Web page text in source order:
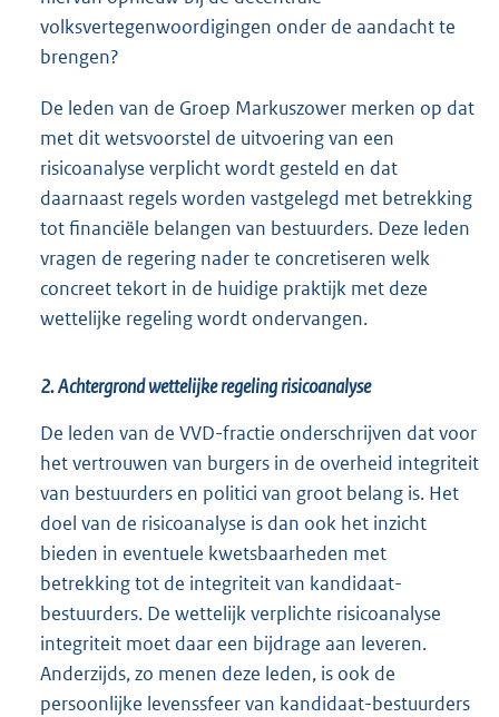
volksvertegenwoordigingen onder de aandacht te
brengen?
De leden van de Groep Markuszower merken op dat
met dit wetsvoorstel de uitvoering van een
risicoanalyse verplicht wordt gesteld en dat
daarnaast regels worden vastgelegd met betrekking
tot financiële belangen van bestuurders. Deze leden
vragen de regering nader te concretiseren welk
concreet tekort in de huidige praktijk met deze
wettelijke regeling wordt ondervangen.
2. Achtergrond wettelijke regeling risicoanalyse
De leden van de VVD-fractie onderschrijven dat voor
het vertrouwen van burgers in de overheid integriteit
van bestuurders en politici van groot belang is. Het
doel van de risicoanalyse is dan ook het inzicht
bieden in eventuele kwetsbaarheden met
betrekking tot de integriteit van kandidaat-
bestuurders. De wettelijk verplichte risicoanalyse
integriteit moet daar een bijdrage aan leveren.
Anderzijds, zo menen deze leden, is ook de
persoonlijke levenssfeer van kandidaat-bestuurders